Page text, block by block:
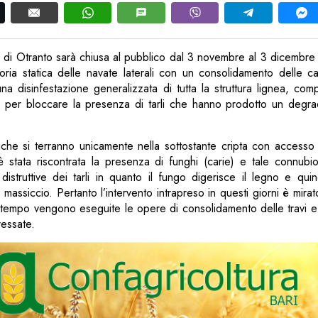
di Otranto sarà chiusa al pubblico dal 3 novembre al 3
statica delle navate laterali con un consolidamento delle
disinfestazione generalizzata di tutta la struttura lignea,
per bloccare la presenza di tarli che hanno prodotto un
si terranno unicamente nella sottostante cripta con
stata riscontrata la presenza di funghi (carie) e tale
dei tarli in quanto il fungo digerisce il legno e
Pertanto l’intervento intrapreso in questi giorni è
vengono eseguite le opere di consolidamento delle travi